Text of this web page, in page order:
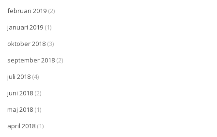
februari 2019 (2)
januari 2019 (1)
oktober 2018 (3)
september 2018 (2)
juli 2018 (4)
juni 2018 (2)
maj 2018 (1)
april 2018 (1)